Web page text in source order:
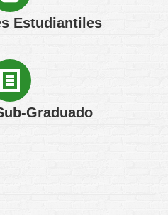
Estudiantiles
Graduado